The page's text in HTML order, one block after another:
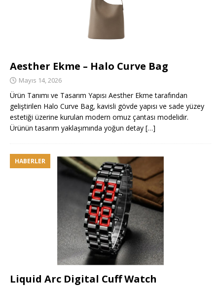
Aesther Ekme – Halo Curve Bag
Mayıs 14, 2026
Ürün Tanımı ve Tasarım Yapısı Aesther Ekme tarafından
geliştirilen Halo Curve Bag, kavisli gövde yapısı ve sade yüzey
estetiği üzerine kurulan modern omuz çantası modelidir.
Ürünün tasarım yaklaşımında yoğun detay […]
HABERLER
Liquid Arc Digital Cuff Watch